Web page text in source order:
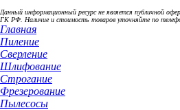
Данный информационный ресурс не является публичной
ГК РФ. Наличие и стоимость товаров уточняйте по
Главная
Пиление
Сверление
Шлифование
Строгание
Фрезерование
Пылесосы